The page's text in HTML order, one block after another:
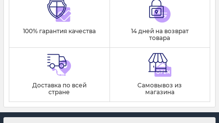
100% гарантия качества
14 дней на возврат
товара
Доставка по всей
стране
Самовывоз из
магазина